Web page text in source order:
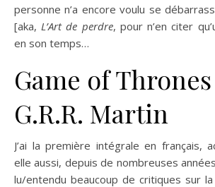
personne n’a encore voulu se
[aka,L’Art de perdre, pour n’en citer
en son temps…
Game of
G.R.R. Martin
J’ai la première intégrale en français,
elle aussi, depuis de nombreuses
lu/entendu beaucoup de critiques sur